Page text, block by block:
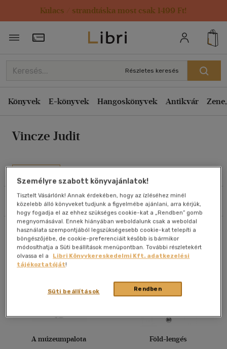
Kulacs / strandtáska most csak 1499 Ft!
Törzsvásárlói Kártya adatai
Részletes keresés
Könyvek E-könyvek Hangoskönyvek Antikvár
Vincze Judit
Művei
Szűrés Rendezés
Rendezés
Kiadás éve szerint csökkenő
Ár szerint csökkenő
Eladott darabszám szerint csökkenő
Cím szerint A-Z
Szerző szerint A-Z
Megjelenítés
20 db / oldal
40 db / oldal
Alkalmaz
Összesen3db
A múzeumpalota Föld-lengés
Személyre szabott könyvajánlatok!
Tisztelt Vásárlónk! Annak érdekében, hogy az ízléséhez minél
közelebb álló könyveket tudjunk a figyelmébe ajánlani, arra kérjük,
hogy fogadja el az ehhez szükséges cookie-kat a „Rendben” gomb
megnyomásával. Ennek hiányában weboldalunk csak a weboldal
használata szempontjából legszükségesebb cookie-kat telepíti a
böngészőjébe, de cookie-preferenciáit később is bármikor
módosíthatja a Süti beállítások menüpontban. További részletekért
olvassa el a
Libri Könyvkereskedelmi Kft. adatkezelési
tájékoztatóját!
Rendben
Süti beállítások